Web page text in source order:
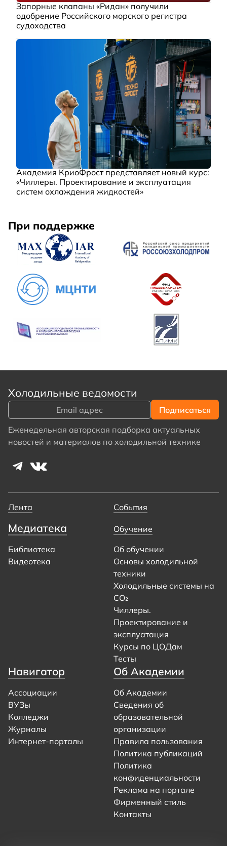
Запорные клапаны «Ридан» получили
одобрение Российского морского регистра
судоходства
Академия КриоФрост представляет новый курс:
«Чиллеры. Проектирование и эксплуатация
систем охлаждения жидкостей»
При поддержке
Холодильные ведомости
Еженедельная авторская подборка актуальных
новостей и материалов по холодильной технике
Лента События
Медиатека
Библиотека
Видеотека
Обучение
Об обучении
Основы холодильной
техники
Холодильные системы на
CO₂
Чиллеры.
Проектирование и
эксплуатация
Курсы по ЦОДам
Тесты
Навигатор
Ассоциации
ВУЗы
Колледжи
Журналы
Интернет-порталы
Об Академии
Об Академии
Сведения об
образовательной
организации
Правила пользования
Политика публикаций
Политика
конфиденциальности
Реклама на портале
Фирменный стиль
Контакты